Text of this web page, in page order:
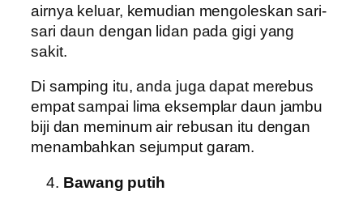
airnya keluar, kemudian mengoleskan sari-
sari daun dengan lidan pada gigi yang
sakit.
Di samping itu, anda juga dapat merebus
empat sampai lima eksemplar daun jambu
biji dan meminum air rebusan itu dengan
menambahkan sejumput garam.
Bawang putih